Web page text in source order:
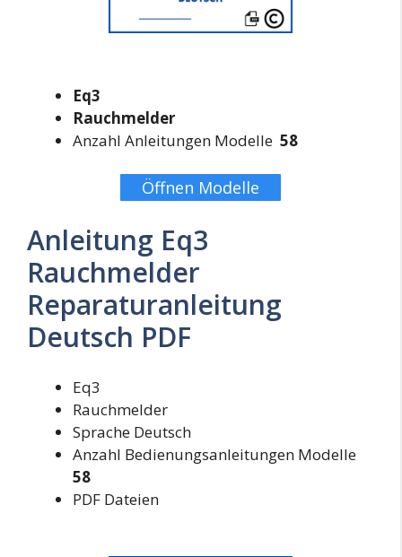
Eq3
Rauchmelder
Anzahl Anleitungen Modelle 58
Öffnen Modelle
Anleitung Eq3
Rauchmelder
Reparaturanleitung
Deutsch PDF
Eq3
Rauchmelder
Sprache Deutsch
Anzahl Bedienungsanleitungen Modelle
58
PDF Dateien